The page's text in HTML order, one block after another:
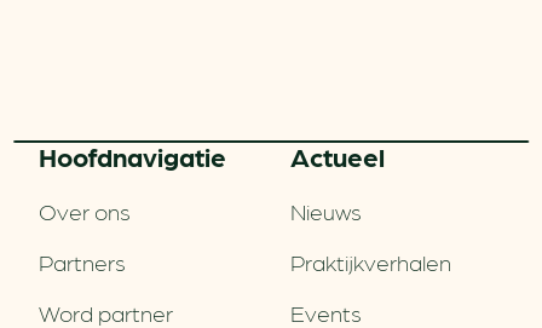
Hoofd­navigatie
Over ons
Partners
Word partner
Actueel
Nieuws
Praktijkverhalen
Events